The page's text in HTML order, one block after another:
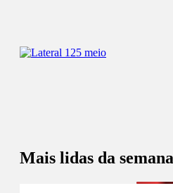
Mais lidas da semana